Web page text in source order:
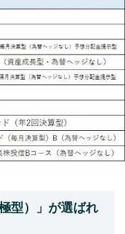
型）」が選ばれ